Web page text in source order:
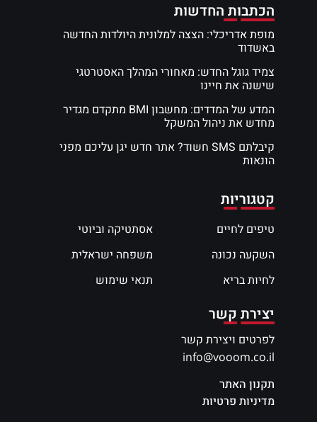
הכתבות החדשות
מופת אדריכלי: הצצה למלונית היולדות החדשה
באשדוד
צמיד גוגל החדש: מאחורי המהלך האסטרטגי
שישנה את חיינו
המדע של המדדים: מחשבון BMI מתקדם מגדיר
מחדש את ניהול המשקל
קיבלתם SMS חשוד? אתר חדש יגן עליכם מפני
הונאות
קטגוריות
טיפים לחיים
השקעה נכונה
לחיות בריא
אסתטיקה וביוטי
משפחה ישראלית
תנאי שימוש
יצירת קשר
לפרטים ויצירת קשר
info@vooom.co.il
תקנון האתר
מדיניות פרטיות